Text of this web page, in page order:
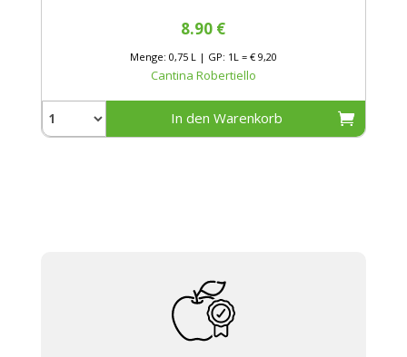
Cantina Robertiello
Menge: 0,75 L | GP: 1L = € 9,20
8.90 €
In den Warenkorb